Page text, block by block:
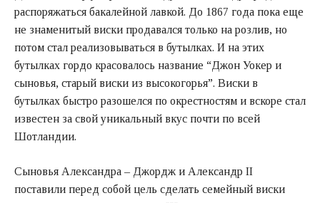
распоряжаться бакалейной лавкой. До 1867 года пока еще
не знаменитый виски продавался только на розлив, но
потом стал реализовываться в бутылках. И на этих
бутылках гордо красовалось название “Джон Уокер и
сыновья, старый виски из высокогорья”. Виски в
бутылках быстро разошелся по окрестностям и вскоре стал
известен за свой уникальный вкус почти по всей
Шотландии.
Сыновья Александра – Джордж и Александр II
поставили перед собой цель сделать семейный виски